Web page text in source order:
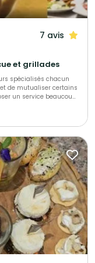
7 avis
et grillades
spécialisés chacun
un service beaucoup
(consulter
- Les achats de
coûts optimisés sur
nos charges
plus large avec un
complet avec grâce à
de l’événementiel,
comme : Un
personnel de service,
de lumières, etc… - Et
compris …des tarifs
vous
à nous téléphoner